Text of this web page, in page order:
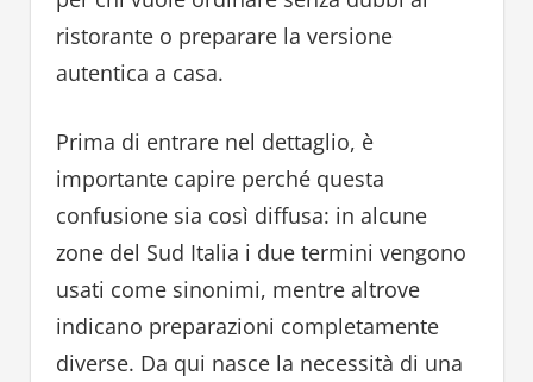
ristorante o preparare la versione
autentica a casa.
Prima di entrare nel dettaglio, è
importante capire perché questa
confusione sia così diffusa: in alcune
zone del Sud Italia i due termini vengono
usati come sinonimi, mentre altrove
indicano preparazioni completamente
diverse. Da qui nasce la necessità di una